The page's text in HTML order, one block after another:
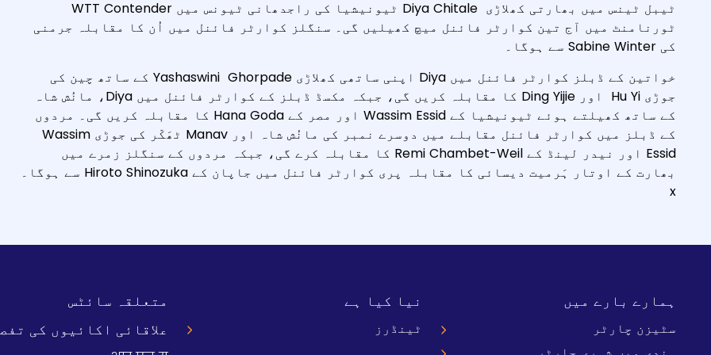
ٹیبل ٹینس میں بھارتی کھلاڑی Diya Chitale ٹیونیشیا کی راجدھانی ٹیونس میں WTT Contender
ٹورنامنٹ میں آج تین کوارٹر فائنل میچ کھیلیں گی۔ سنگلز کوارٹر فائنل میں اُن کا مقابلہ جرمنی
کی Sabine Winter سے ہوگا۔
خواتین کے ڈبلز کوارٹر فائنل میں Diya اپنی ساتھی کھلاڑی Yashaswini Ghorpade کے ساتھ چین کی
جوڑی Hu Yi اور Ding Yijie کا مقابلہ کریں گی، جبکہ مکسڈ ڈبلز کے کوارٹر فائنل میں Diya، مانُش شاہ
کے ساتھ کھیلتے ہوئے ٹیونیشیا کے Wassim Essid اور مصر کے Hana Goda کا مقابلہ کریں گی۔ مردوں
کے ڈبلز میں کوارٹر فائنل مقابلے میں دوسرے نمبر کی مانُش شاہ اور Manav ٹھَکّر کی جوڑی Wassim
Essid اور نیدر لینڈ کے Remi Chambet-Weil کا مقابلہ کرے گی، جبکہ مردوں کے سنگلز زمرے میں
بھارت کے اوتار ہَرمیت دیسائی کا مقابلہ پری کوارٹر فائنل میں جاپان کے Hiroto Shinozuka سے ہوگا۔
x
ہمارے بارے میں
سٹیزن چارٹر
نیا کیا ہے
ٹینڈرز
متعلقہ سائٹس
علاقائی اکائیوں کی